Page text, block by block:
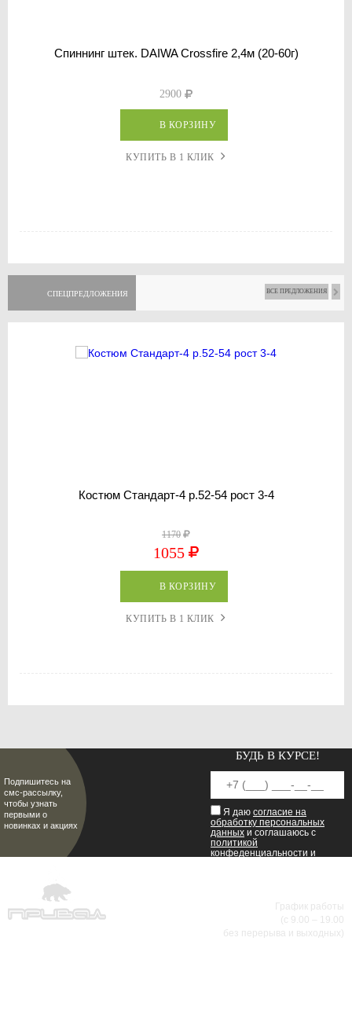
Спиннинг штек. DAIWA Crossfire 2,4м (20-60г)
2900
В КОРЗИНУ
КУПИТЬ В 1 КЛИК
СПЕЦПРЕДЛОЖЕНИЯ ВСЕ ПРЕДЛОЖЕНИЯ
Костюм Стандарт-4 р.52-54 рост 3-4
1170
1055
В КОРЗИНУ
КУПИТЬ В 1 КЛИК
Подпишитесь на
смс-рассылку,
чтобы узнать
первыми о
новинках и акциях
БУДЬ В КУРСЕ!
Я даю согласие на
обработку персональных
данных и соглашаюсь с
политикой
конфеденциальности и
График работы
(с 9.00 – 19.00
без перерыва и выходных)